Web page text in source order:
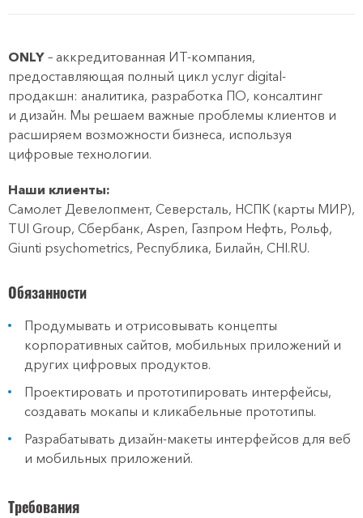
ONLY – аккредитованная ИТ-компания,
предоставляющая полный цикл услуг digital-
продакшн: аналитика, разработка ПО, консалтинг
и дизайн. Мы решаем важные проблемы клиентов и
расширяем возможности бизнеса, используя
цифровые технологии.
Наши клиенты:
Самолет Девелопмент, Северсталь, НСПК (карты МИР),
TUI Group, Сбербанк, Aspen, Газпром Нефть, Рольф,
Giunti psychometrics, Республика, Билайн, CHI.RU.
Обязанности
Продумывать и отрисовывать концепты
корпоративных сайтов, мобильных приложений и
других цифровых продуктов.
Проектировать и прототипировать интерфейсы,
создавать мокапы и кликабельные прототипы.
Разрабатывать дизайн-макеты интерфейсов для веб
и мобильных приложений.
Требования